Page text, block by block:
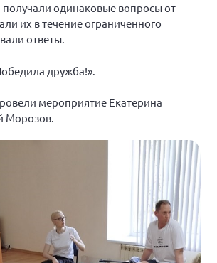
Черненко Д.Е.
Валюх М.В.
Чернова А.В.
Груба Л.В.
ОООИБРС 2025
ОООИБРС 2025
2024
ОООИБРС 2023
получали одинаковые вопросы от
их в течение ограниченного
ответы.
дружба!».
мероприятие Екатерина
Морозов.